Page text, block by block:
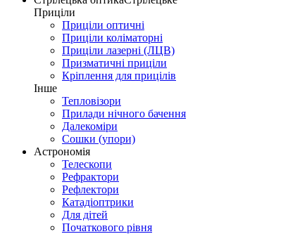
Приціли
Приціли оптичні
Приціли коліматорні
Приціли лазерні (ЛЦВ)
Призматичні приціли
Кріплення для прицілів
Інше
Тепловізори
Прилади нічного бачення
Далекоміри
Сошки (упори)
Астрономія
Телескопи
Рефрактори
Рефлектори
Катадіоптрики
Для дітей
Початкового рівня